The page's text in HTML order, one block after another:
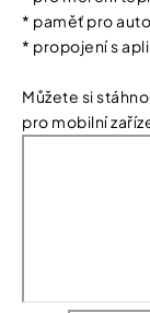
* paměť pro
* propojení s
Můžete si
pro mobilní